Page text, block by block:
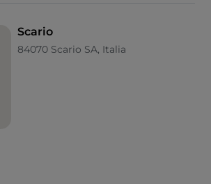
dall’inizio dei tempi.
Scario
84070 Scario SA, Italia